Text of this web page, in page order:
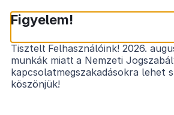
a
Figyelem!
Tisztelt Felhasználóink! 2026.
munkák miatt a Nemzeti
kapcsolatmegszakadásokra lehet
köszönjük!